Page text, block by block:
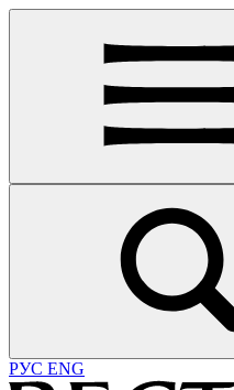
РУС ENG